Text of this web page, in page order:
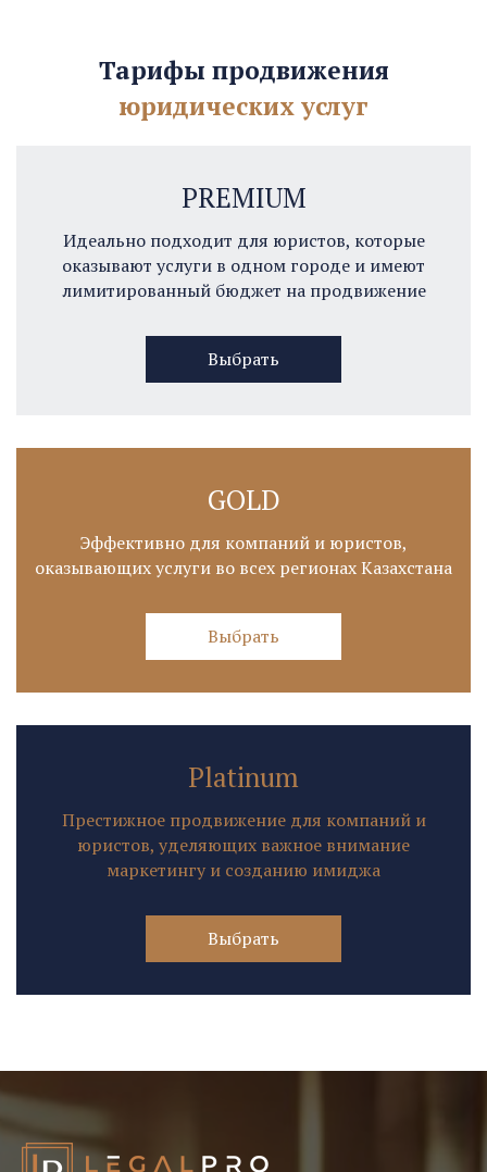
Тарифы продвижения
юридических услуг
PREMIUM
Идеально подходит для юристов, которые
оказывают услуги в одном городе и имеют
лимитированный бюджет на продвижение
Выбрать
GOLD
Эффективно для компаний и юристов,
оказывающих услуги во всех регионах Казахстана
Выбрать
Platinum
Престижное продвижение для компаний и
юристов, уделяющих важное внимание
маркетингу и созданию имиджа
Выбрать